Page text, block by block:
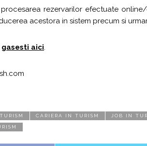
rezervarilor efectuate
acestora in sistem precum si
gasesti aici.
CARIERA IN TURISM JOB IN